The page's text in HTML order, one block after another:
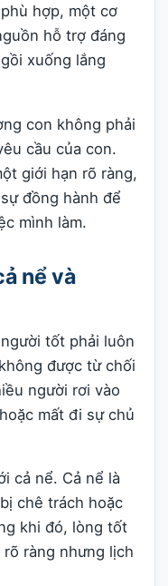
hợp, một cơ
hỗ trợ đáng
xuống lắng
con không phải
cầu của con.
giới hạn rõ ràng,
đồng hành để
mình làm.
nể và
tốt phải luôn
được từ chối
người rơi vào
mất đi sự chủ
cả nể. Cả nể là
chê trách hoặc
khi đó, lòng tốt
ràng nhưng lịch